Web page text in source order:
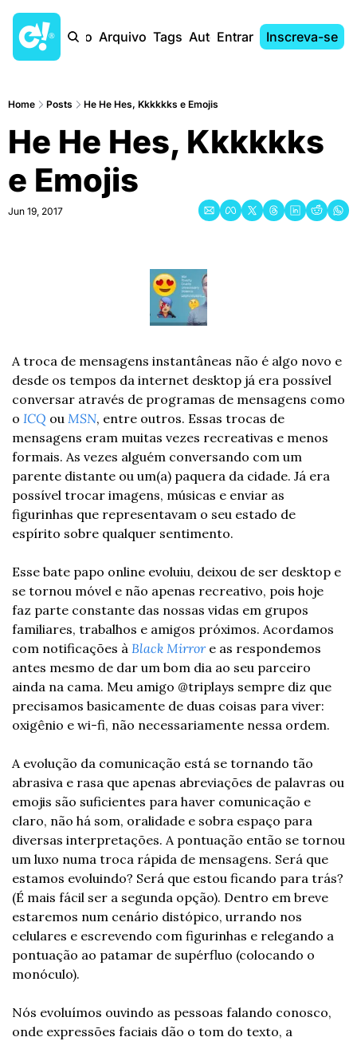
Início Arquivo Tags AutoresEntrar Inscreva-se
Home Posts He He Hes, Kkkkkks e Emojis
He He Hes, Kkkkkks
e Emojis
Jun 19, 2017
A troca de mensagens instantâneas não é algo novo e
desde os tempos da internet desktop já era possível
conversar através de programas de mensagens como
o ICQ ou MSN, entre outros. Essas trocas de
mensagens eram muitas vezes recreativas e menos
formais. As vezes alguém conversando com um
parente distante ou um(a) paquera da cidade. Já era
possível trocar imagens, músicas e enviar as
figurinhas que representavam o seu estado de
espírito sobre qualquer sentimento.
Esse bate papo online evoluiu, deixou de ser desktop e
se tornou móvel e não apenas recreativo, pois hoje
faz parte constante das nossas vidas em grupos
familiares, trabalhos e amigos próximos. Acordamos
com notificações à Black Mirror e as respondemos
antes mesmo de dar um bom dia ao seu parceiro
ainda na cama. Meu amigo @triplays sempre diz que
precisamos basicamente de duas coisas para viver:
oxigênio e wi-fi, não necessariamente nessa ordem.
A evolução da comunicação está se tornando tão
abrasiva e rasa que apenas abreviações de palavras ou
emojis são suficientes para haver comunicação e
claro, não há som, oralidade e sobra espaço para
diversas interpretações. A pontuação então se tornou
um luxo numa troca rápida de mensagens. Será que
estamos evoluindo? Será que estou ficando para trás?
(É mais fácil ser a segunda opção). Dentro em breve
estaremos num cenário distópico, urrando nos
celulares e escrevendo com figurinhas e relegando a
pontuação ao patamar de supérfluo (colocando o
monóculo).
Nós evoluímos ouvindo as pessoas falando conosco,
onde expressões faciais dão o tom do texto, a